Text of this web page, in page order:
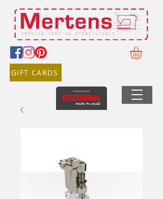
GIFT CARDS